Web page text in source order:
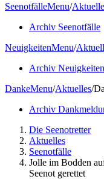
SeenotfälleMenu/
Archiv Seenotfälle
NeuigkeitenMenu/
Archiv Neuigkeiten
DankeMenu/Aktuelles/
Archiv
Die Seenotretter
Aktuelles
Seenotfälle
Jolle im Bodden
Seenot gerettet